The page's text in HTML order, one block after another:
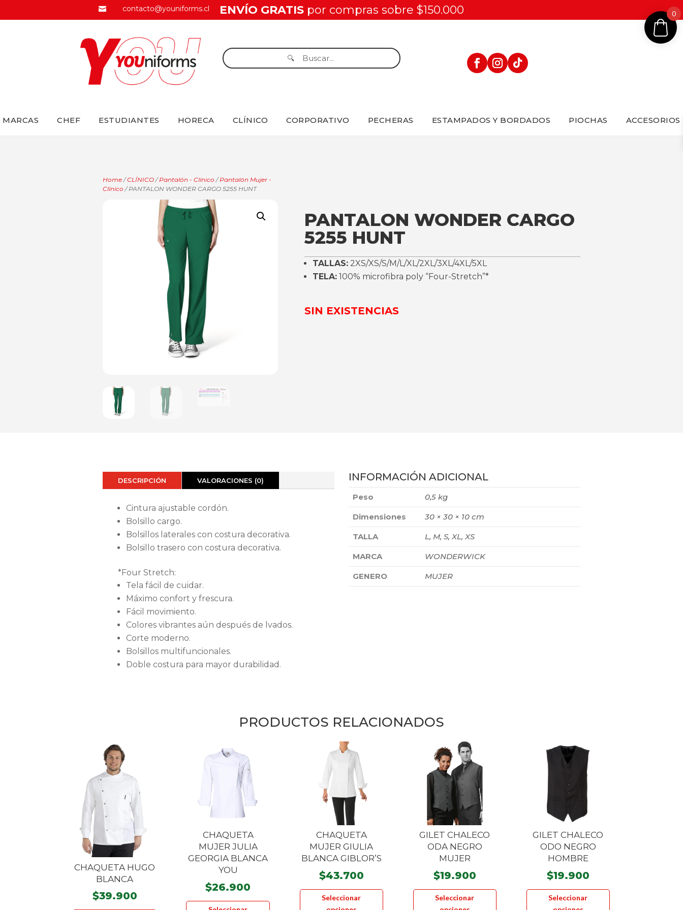
 contacto@youniforms.cl ENVÍO GRATISpor compras sobre $150.000
MARCAS CHEF ESTUDIANTES HORECA CLÍNICO CORPORATIVO PECHERAS ESTAMPADOS Y BORDADOS PIOCHAS ACCESORIOS
Home/CLÍNICO/Pantalón - Clínico /Pantalón Mujer -
Clínico / PANTALON WONDER CARGO 5255 HUNT
PANTALON WONDER CARGO
5255 HUNT
TALLAS:2XS/XS/S/M/L/XL/2XL/3XL/4XL/5XL
TELA:100% microfibra poly “Four-Stretch”*
SIN EXISTENCIAS
DESCRIPCIÓN VALORACIONES (0)
Cintura ajustable cordón.
Bolsillo cargo.
Bolsillos laterales con costura decorativa.
Bolsillo trasero con costura decorativa.
*Four Stretch:
Tela fácil de cuidar.
Máximo confort y frescura.
Fácil movimiento.
Colores vibrantes aún después de lvados.
Corte moderno.
Bolsillos multifuncionales.
Doble costura para mayor durabilidad.
INFORMACIÓN ADICIONAL
Peso 0,5 kg
Dimensiones 30 × 30 × 10 cm
TALLA L, M, S, XL, XS
MARCA WONDERWICK
GENERO MUJER
PRODUCTOS RELACIONADOS
CHAQUETA HUGO
BLANCA
$39.900
CHAQUETA
MUJER JULIA
GEORGIA BLANCA
YOU
$26.900
Este
CHAQUETA
MUJER GIULIA
BLANCA GIBLOR’S
$43.700
Seleccionar
Este
GILET CHALECO
ODA NEGRO
MUJER
$19.900
Seleccionar
Este
GILET CHALECO
ODO NEGRO
HOMBRE
$19.900
Seleccionar
Este
0